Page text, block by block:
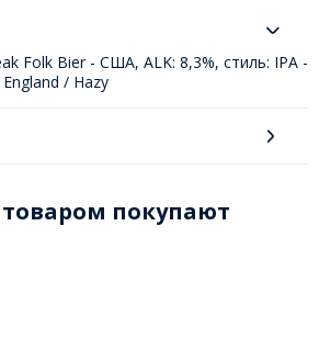
Folk Bier - США, ALK: 8,3%, стиль: IPA -
/ Hazy
товаром покупают